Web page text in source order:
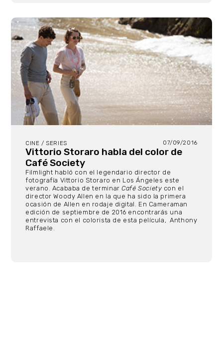
CINE / SERIES 07/09/2016
Vittorio Storaro habla del color de
Café Society
Filmlight habló con el legendario director de
fotografía Vittorio Storaro en Los Ángeles este
verano. Acababa de terminarCafé Society con el
director Woody Allen en la que ha sido la primera
ocasión de Allen en rodaje digital. En Cameraman
edición de septiembre de 2016 encontrarás una
entrevista con el colorista de esta película, Anthony
Raffaele.